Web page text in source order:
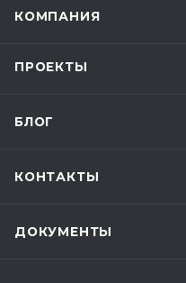
КОМПАНИЯ
ПРОЕКТЫ
БЛОГ
КОНТАКТЫ
ДОКУМЕНТЫ